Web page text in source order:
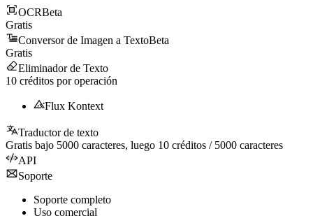
OCRBeta
Gratis
Conversor de Imagen a TextoBeta
Gratis
Eliminador de Texto
10 créditos por operación
Flux Kontext
Traductor de texto
Gratis bajo 5000 caracteres, luego 10 créditos / 5000 caracteres
API
Soporte
Soporte completo
Uso comercial